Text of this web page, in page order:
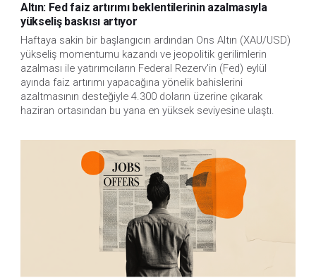
Altın: Fed faiz artırımı beklentilerinin azalmasıyla
yükseliş baskısı artıyor
Haftaya sakin bir başlangıcın ardından Ons Altın (XAU/USD)
yükseliş momentumu kazandı ve jeopolitik gerilimlerin
azalması ile yatırımcıların Federal Rezerv'in (Fed) eylül
ayında faiz artırımı yapacağına yönelik bahislerini
azaltmasının desteğiyle 4.300 doların üzerine çıkarak
haziran ortasından bu yana en yüksek seviyesine ulaştı.